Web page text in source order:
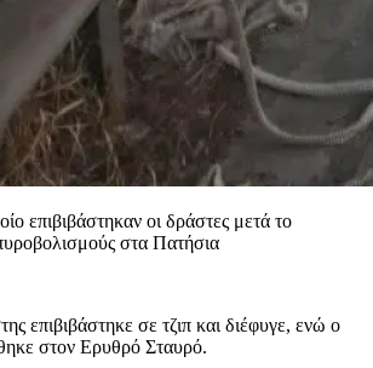
επιβιβάστηκαν οι δράστες μετά το
στα Πατήσια
επιβιβάστηκε σε τζιπ και διέφυγε, ενώ ο
στον Ερυθρό Σταυρό.